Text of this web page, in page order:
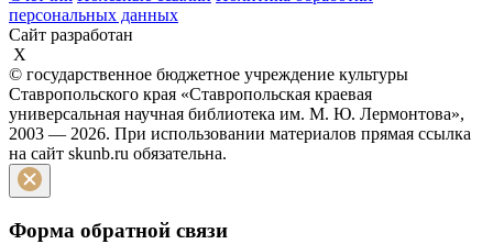
персональных данных
Сайт разработан
X
© государственное бюджетное учреждение культуры
Ставропольского края «Ставропольская краевая
универсальная научная библиотека им. М. Ю. Лермонтова»,
2003 — 2026. При использовании материалов прямая ссылка
на сайт skunb.ru обязательна.
Форма обратной связи